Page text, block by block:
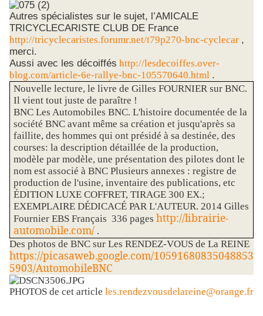
Autres spécialistes sur le sujet, l’AMICALE
TRICYCLECARISTE CLUB DE France
http://tricyclecaristes.forumr.net/t79p270-bnc-cyclecar ,
merci.
Aussi avec les décoiffés http://lesdecoiffes.over-
blog.com/article-6e-rallye-bnc-105570640.html .
Nouvelle lecture, le livre de Gilles FOURNIER sur BNC.
Il vient tout juste de paraître !
BNC Les Automobiles BNC. L'histoire documentée de la
société BNC avant même sa création et jusqu'après sa
faillite, des hommes qui ont présidé à sa destinée, des
courses: la description détaillée de la production,
modèle par modèle, une présentation des pilotes dont le
nom est associé à BNC Plusieurs annexes : registre de
production de l'usine, inventaire des publications, etc
ÉDITION LUXE COFFRET, TIRAGE 300 EX.;
EXEMPLAIRE DÉDICACÉ PAR L'AUTEUR. 2014 Gilles
Fournier EBS Français 336 pages http://librairie-
automobile.com/ .
Des photos de BNC sur Les RENDEZ-VOUS de La REINE
https://picasaweb.google.com/10591680835048853
5903/AutomobileBNC
PHOTOS de cet article les.rendezvousdelareine@orange.fr